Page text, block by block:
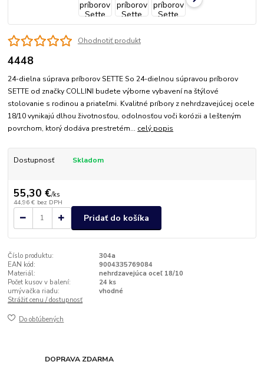
Ohodnotiť produkt
4448
24-dielna súprava príborov SETTE So 24-dielnou súpravou príborov
SETTE od značky COLLINI budete výborne vybavení na štýlové
stolovanie s rodinou a priateľmi. Kvalitné príbory z nehrdzavejúcej ocele
18/10 vynikajú dlhou životnosťou, odolnosťou voči korózii a lešteným
povrchom, ktorý dodáva prestretém... celý popis
Dostupnosť Skladom
55,30 €/ks
44,96 € bez DPH
Pridať do košíka
Číslo produktu:
304a
EAN kód:
9004335769084
Materiál:
nehrdzavejúca oceľ 18/10
Počet kusov v balení:
24 ks
umývačka riadu:
vhodné
Strážiť cenu / dostupnosť
Do obľúbených
DOPRAVA ZDARMA